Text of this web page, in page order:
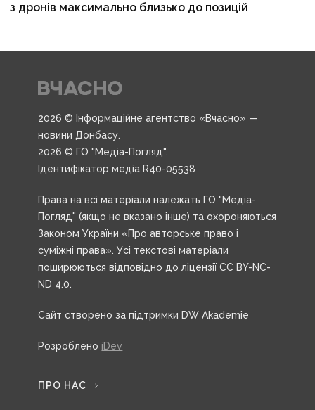
з дронів максимально близько до позицій
2026 © Інформаційне агентство «Вчасно» —
новини Донбасу.
2026 © ГО "Медіа-Погляд".
Ідентифікатор медіа R40-05538
Права на всі матеріали належать ГО "Медіа-
Погляд" (якщо не вказано інше) та охороняються
Законом України «Про авторське право і
суміжні права». Усі текстові матеріали
поширюються відповідно до ліцензії CC BY-NC-
ND 4.0.
Сайт створено за підтримки DW Akademie
Розроблено iDev
ПРО НАС